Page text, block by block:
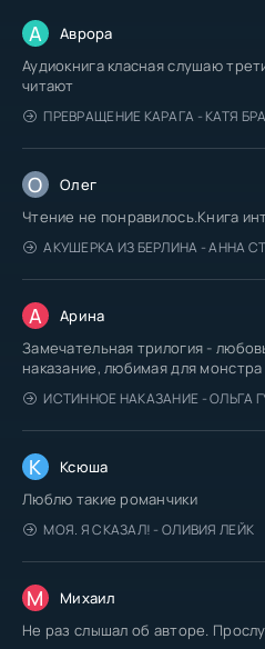
А Аврора
Аудиокнига класная слушаю
читают
ПРЕВРАЩЕНИЕ КАРАГА - КАТЯ
О Олег
Чтение не понравилось.Книга
АКУШЕРКА ИЗ БЕРЛИНА - АННА
А Арина
Замечательная трилогия -
наказание, любимая для
ИСТИННОЕ НАКАЗАНИЕ - ОЛЬГА
К Ксюша
Люблю такие романчики
МОЯ. Я СКАЗАЛ! - ОЛИВИЯ ЛЕЙК
М Михаил
Не раз слышал об авторе.